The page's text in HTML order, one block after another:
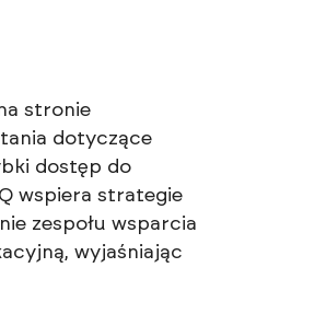
stronie
dotyczące
dostęp do
wspiera strategie
zespołu wsparcia
wyjaśniając